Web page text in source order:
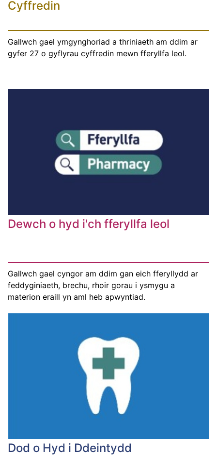
Cyffredin
Gallwch gael ymgynghoriad a thriniaeth am ddim ar
gyfer 27 o gyflyrau cyffredin mewn fferyllfa leol.
Dewch o hyd i'ch fferyllfa leol
Gallwch gael cyngor am ddim gan eich fferyllydd ar
feddyginiaeth, brechu, rhoir gorau i ysmygu a
materion eraill yn aml heb apwyntiad.
Dod o Hyd i Ddeintydd